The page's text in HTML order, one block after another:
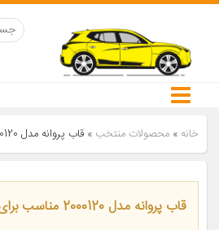
خانه » محصولات منتخب » قاب پروانه مدل 2000120 مناسب برای پژو 206
قاب پروانه مدل 2000120 مناسب برای پژو 206